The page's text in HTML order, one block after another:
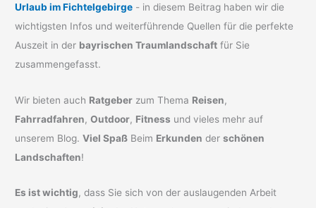
Urlaub im Fichtelgebirge - in diesem Beitrag haben wir die
wichtigsten Infos und weiterführende Quellen für die perfekte
Auszeit in der bayrischen Traumlandschaft für Sie
zusammengefasst.
Wir bieten auch Ratgeber zum Thema Reisen,
Fahrradfahren,Outdoor, Fitness und vieles mehr auf
unserem Blog.Viel Spaß Beim Erkunden derschönen
Landschaften!
Es ist wichtig, dass Sie sich von der auslaugenden Arbeit